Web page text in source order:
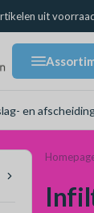
uit
en